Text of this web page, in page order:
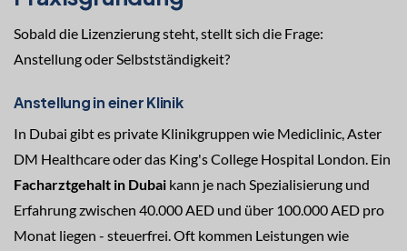
Sobald die Lizenzierung steht, stellt sich die Frage:
Anstellung oder Selbstständigkeit?
Anstellung in einer Klinik
In Dubai gibt es private Klinikgruppen wie Mediclinic, Aster
DM Healthcare oder das King's College Hospital London. Ein
Facharztgehalt in Dubai kann je nach Spezialisierung und
Erfahrung zwischen 40.000 AED und über 100.000 AED pro
Monat liegen - steuerfrei. Oft kommen Leistungen wie